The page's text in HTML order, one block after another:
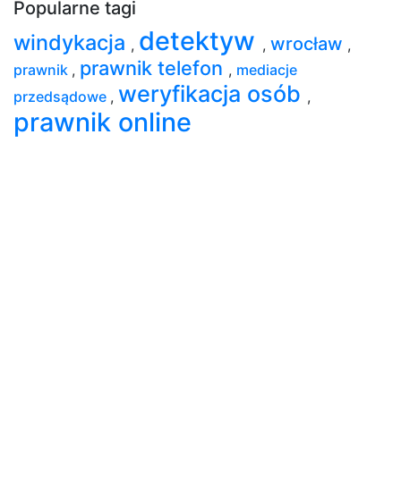
Popularne tagi
windykacja , detektyw , wrocław ,
prawnik , prawnik telefon , mediacje
przedsądowe , weryfikacja osób ,
prawnik online